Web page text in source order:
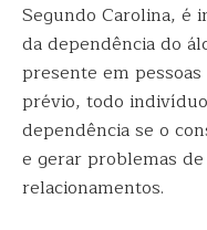
Segundo Carolina, é
da dependência do
presente em
prévio, todo
dependência se o
e gerar problemas
relacionamentos.